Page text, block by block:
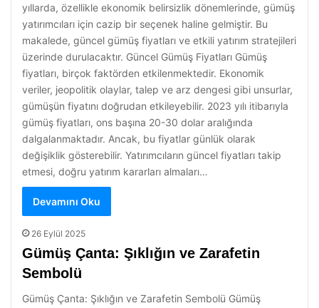
yıllarda, özellikle ekonomik belirsizlik dönemlerinde, gümüş
yatırımcıları için cazip bir seçenek haline gelmiştir. Bu
makalede, güncel gümüş fiyatları ve etkili yatırım stratejileri
üzerinde durulacaktır. Güncel Gümüş Fiyatları Gümüş
fiyatları, birçok faktörden etkilenmektedir. Ekonomik
veriler, jeopolitik olaylar, talep ve arz dengesi gibi unsurlar,
gümüşün fiyatını doğrudan etkileyebilir. 2023 yılı itibarıyla
gümüş fiyatları, ons başına 20-30 dolar aralığında
dalgalanmaktadır. Ancak, bu fiyatlar günlük olarak
değişiklik gösterebilir. Yatırımcıların güncel fiyatları takip
etmesi, doğru yatırım kararları almaları…
Devamını Oku
26 Eylül 2025
Gümüş Çanta: Şıklığın ve Zarafetin
Sembolü
Gümüş Çanta: Şıklığın ve Zarafetin Sembolü Gümüş